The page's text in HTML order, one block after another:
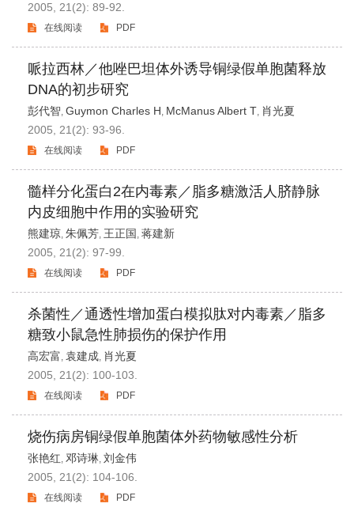
2005, 21(2): 89-92.
在线阅读 PDF
哌拉西林／他唑巴坦体外诱导铜绿假单胞菌释放
DNA的初步研究
彭代智, Guymon Charles H, McManus Albert T, 肖光夏
2005, 21(2): 93-96.
在线阅读 PDF
髓样分化蛋白2在内毒素／脂多糖激活人脐静脉
内皮细胞中作用的实验研究
熊建琼, 朱佩芳, 王正国 , 蒋建新
2005, 21(2): 97-99.
在线阅读 PDF
杀菌性／通透性增加蛋白模拟肽对内毒素／脂多
糖致小鼠急性肺损伤的保护作用
高宏富, 袁建成, 肖光夏
2005, 21(2): 100-103.
在线阅读 PDF
烧伤病房铜绿假单胞菌体外药物敏感性分析
张艳红, 邓诗琳, 刘金伟
2005, 21(2): 104-106.
在线阅读 PDF